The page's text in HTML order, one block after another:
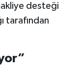
desteği
tarafından